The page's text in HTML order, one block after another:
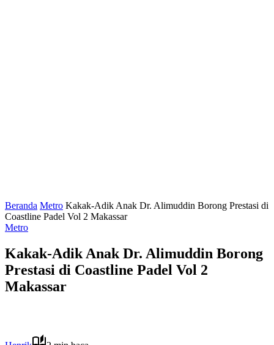
Beranda Metro Kakak-Adik Anak Dr. Alimuddin Borong Prestasi di
Coastline Padel Vol 2 Makassar
Metro
Kakak-Adik Anak Dr. Alimuddin Borong
Prestasi di Coastline Padel Vol 2
Makassar